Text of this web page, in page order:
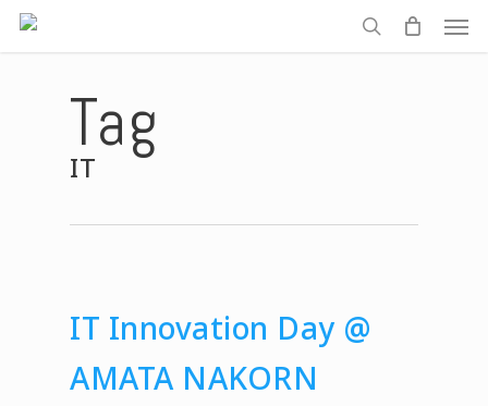
Skip
to
search
Tag
IT
IT Innovation Day @
AMATA NAKORN